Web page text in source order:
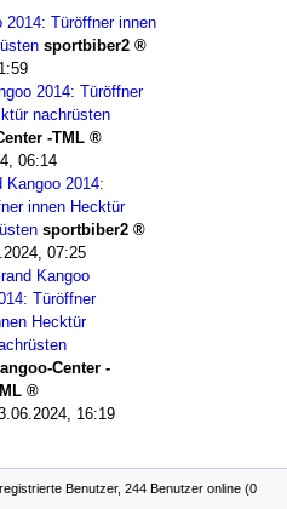
2014: Türöffner innen
sportbiber2
2014: Türöffner
nachrüsten
-TML
06:14
Kangoo 2014:
innen Hecktür
sportbiber2
07:25
Kangoo
Türöffner
Hecktür
Center -
16:19
Benutzer, 244 Benutzer online (0